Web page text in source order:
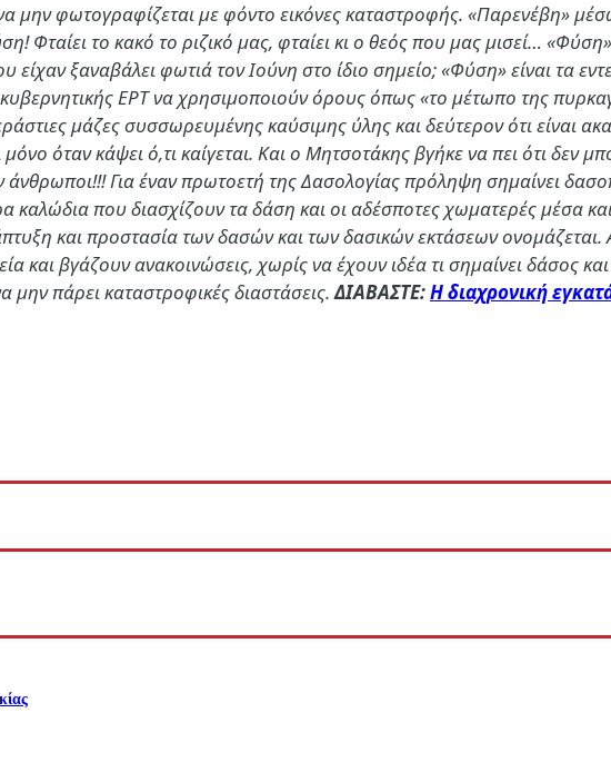
μην φωτογραφίζεται με φόντο εικόνες καταστροφής. «Παρενέβη»
Φταίει το κακό το ριζικό μας, φταίει κι ο θεός που μας μισεί…
είχαν ξαναβάλει φωτιά τον Ιούνη στο ίδιο σημείο; «Φύση» είναι τα
ΕΡΤ να χρησιμοποιούν όρους όπως «το μέτωπο της
μάζες συσσωρευμένης καύσιμης ύλης και δεύτερον ότι είναι
όταν κάψει ό,τι καίγεται. Και ο Μητσοτάκης βγήκε να πει ότι δεν
Για έναν πρωτοετή της Δασολογίας πρόληψη σημαίνει
που διασχίζουν τα δάση και οι αδέσποτες χωματερές μέσα
και προστασία των δασών και των δασικών εκτάσεων ονομάζεται.
και βγάζουν ανακοινώσεις, χωρίς να έχουν ιδέα τι σημαίνει δάσος
μην πάρει καταστροφικές διαστάσεις.ΔΙΑΒΑΣΤΕ:Η διαχρονική